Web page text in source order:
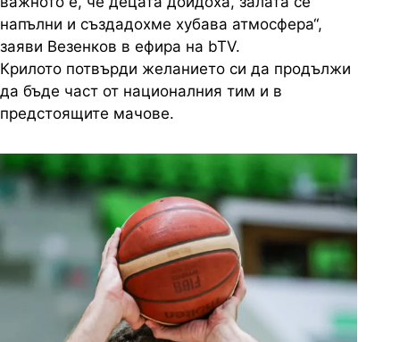
напълни и създадохме хубава атмосфера“,
заяви Везенков в ефира на bTV.
Крилото потвърди желанието си да продължи
да бъде част от националния тим и в
предстоящите мачове.